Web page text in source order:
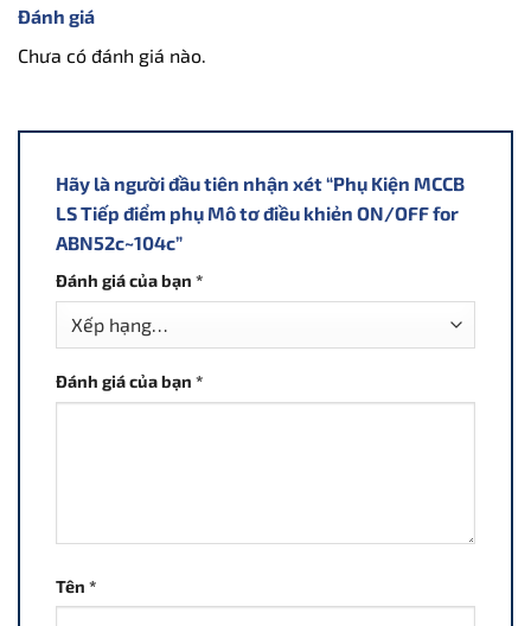
Đánh giá
Chưa có đánh giá nào.
Hãy là người đầu tiên nhận xét “Phụ Kiện MCCB
LS Tiếp điểm phụ Mô tơ điều khiẻn ON/OFF for
ABN52c~104c”
Đánh giá của bạn *
Đánh giá của bạn *
Tên *